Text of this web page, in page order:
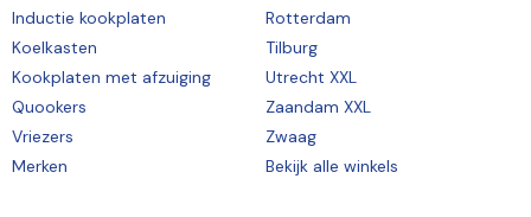
Inductie kookplaten
Koelkasten
Kookplaten met afzuiging
Quookers
Vriezers
Merken
Rotterdam
Tilburg
Utrecht XXL
Zaandam XXL
Zwaag
Bekijk alle winkels